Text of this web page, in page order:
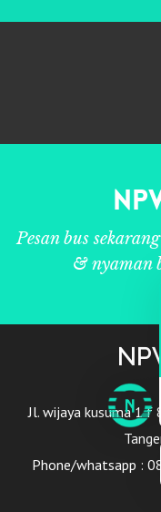
Pesan bus
& nyaman
Jl. wijaya kusuma 1 f
Phone/whatsapp :